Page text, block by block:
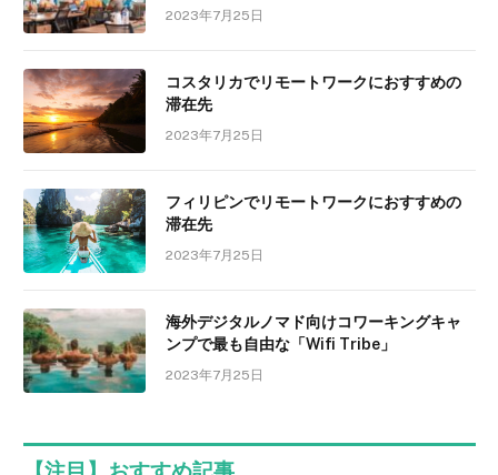
2023年7月25日
コスタリカでリモートワークにおすすめの
滞在先
2023年7月25日
フィリピンでリモートワークにおすすめの
滞在先
2023年7月25日
海外デジタルノマド向けコワーキングキャ
ンプで最も自由な「Wifi Tribe」
2023年7月25日